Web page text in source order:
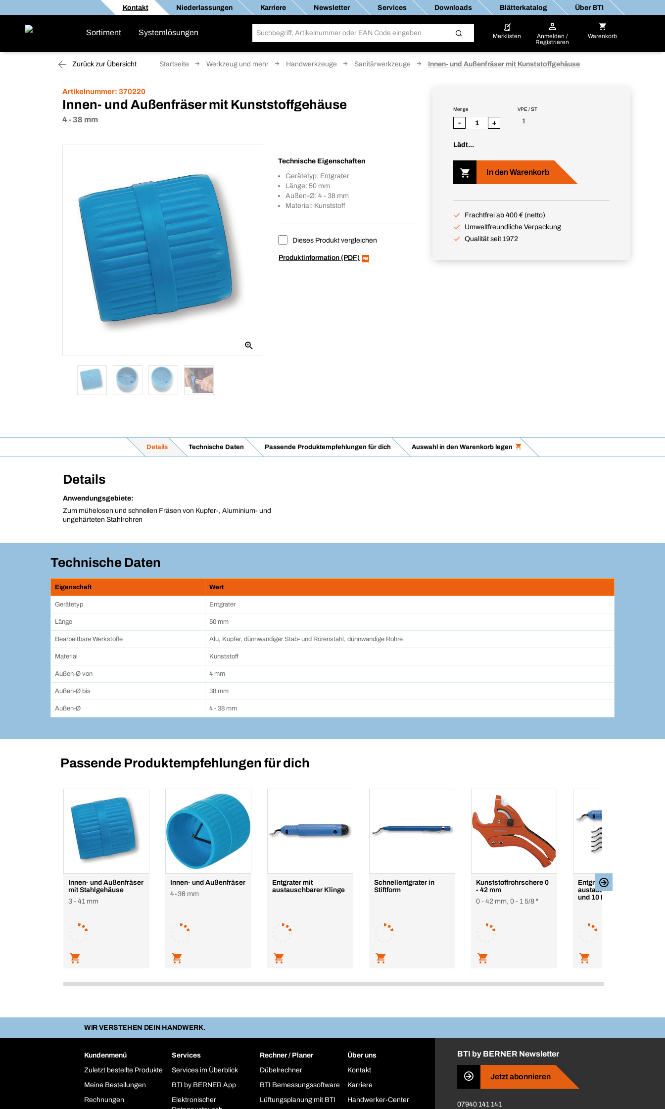
Kontakt Niederlassungen Karriere Newsletter Services Downloads Blätterkatalog Über BTI
Sortiment Systemlösungen Merklisten
Anmelden /
Registrieren
Warenkorb
Zurück zur Übersicht Startseite Werkzeug und mehr Handwerkzeuge Sanitärwerkzeuge Innen- und Außenfräser mit Kunststoffgehäuse
Artikelnummer: 370220
Innen- und Außenfräser mit Kunststoffgehäuse
4 - 38 mm
Technische Eigenschaften
Gerätetyp: Entgrater
Länge: 50 mm
Außen-Ø: 4 - 38 mm
Material: Kunststoff
Dieses Produkt vergleichen
Produktinformation (PDF)
VPE / ST
1
Menge
- +
Lädt...
In den Warenkorb
Frachtfrei ab 400 € (netto)
Umweltfreundliche Verpackung
Qualität seit 1972
Details Technische Daten Passende Produktempfehlungen für dich Auswahl in den Warenkorb legen
Details
Anwendungsgebiete:
Zum mühelosen und schnellen Fräsen von Kupfer-, Aluminium- und
ungehärteten Stahlrohren
Technische Daten
Eigenschaft Wert
Gerätetyp Entgrater
Länge 50 mm
Bearbeitbare Werkstoffe Alu, Kupfer, dünnwandiger Stab- und Rörenstahl, dünnwandige Rohre
Material Kunststoff
Außen-Ø von 4 mm
Außen-Ø bis 38 mm
Außen-Ø 4 - 38 mm
Passende Produktempfehlungen für dich
Innen- und Außenfräser
mit Stahlgehäuse
3 - 41 mm
Innen- und Außenfräser
4-36 mm
Entgrater mit
austauschbarer Klinge
Schnellentgrater in
Stiftform
Kunststoffrohrschere 0
- 42 mm
0 - 42 mm, 0 - 1 5/8 "
Entgrater mit
austauschbarer Klinge
und 10 Klingen
WIR VERSTEHEN DEIN HANDWERK.
Kundenmenü
Zuletzt bestellte Produkte
Meine Bestellungen
Rechnungen
Services
Services im Überblick
BTI by BERNER App
Elektronischer
Rechner / Planer
Dübelrechner
BTI Bemessungssoftware
Lüftungsplanung mit BTI
Über uns
Kontakt
Karriere
Handwerker-Center
BTI by BERNER Newsletter
Jetzt abonnieren
07940 141 141